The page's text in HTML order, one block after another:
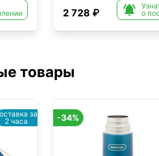
2 728 ₽ 
о
товары
за
2 часа
-34%